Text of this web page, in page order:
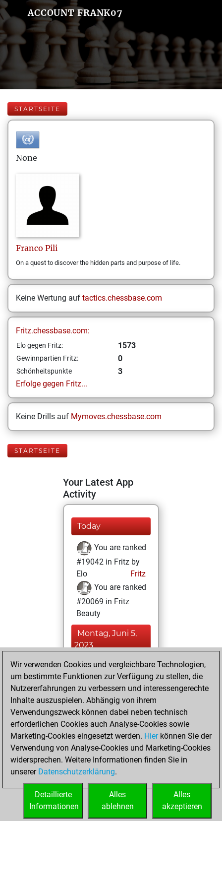
ACCOUNT FRANK07
STARTSEITE
None
Franco Pili
On a quest to discover the hidden parts and purpose of life.
Keine Wertung auf tactics.chessbase.com
Fritz.chessbase.com:
Elo gegen Fritz: 1573
Gewinnpartien Fritz: 0
Schönheitspunkte
3
Erfolge gegen Fritz...
Keine Drills auf Mymoves.chessbase.com
STARTSEITE
Your Latest App
Activity
Today
You are ranked
#19042 in Fritz by
Elo
Fritz
You are ranked
#20069 in Fritz
Beauty
Montag, Juni 5,
2023
You achieved a
BeautyScore of 3
Fritz
achieved a new Elo
of 1573
Mittwoch, Mai 31,
2023
You created
your Fritz account
Wir verwenden Cookies und vergleichbare Technologien,
um bestimmte Funktionen zur Verfügung zu stellen, die
Nutzererfahrungen zu verbessern und interessengerechte
Inhalte auszuspielen. Abhängig von ihrem
Verwendungszweck können dabei neben technisch
erforderlichen Cookies auch Analyse-Cookies sowie
Marketing-Cookies eingesetzt werden. Hierkönnen Sie der
Verwendung von Analyse-Cookies und Marketing-Cookies
widersprechen. Weitere Informationen finden Sie in
unserer Datenschutzerklärung.
Alles
akzeptieren
Alles
ablehnen
Detaillierte
Informationen